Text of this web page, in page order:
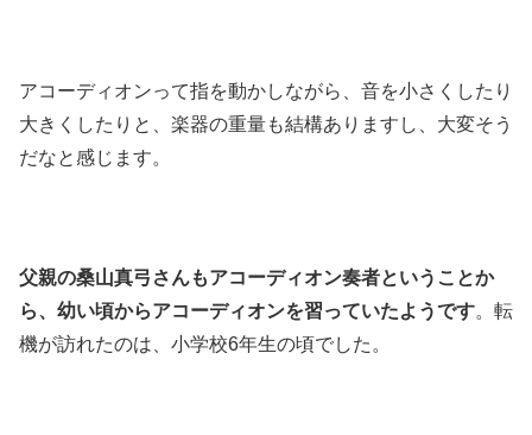
アコーディオンって指を動かしながら、音を小さくしたり
大きくしたりと、楽器の重量も結構ありますし、大変そう
だなと感じます。
父親の桑山真弓さんもアコーディオン奏者ということか
ら、幼い頃からアコーディオンを習っていたようです。転
機が訪れたのは、小学校6年生の頃でした。